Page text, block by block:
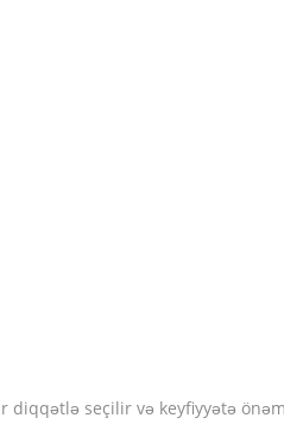
diqqətlə seçilir və keyfiyyətə